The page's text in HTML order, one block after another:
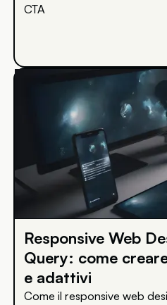
CTA
Responsive Web
Query: come
e adattivi
Come il responsive web